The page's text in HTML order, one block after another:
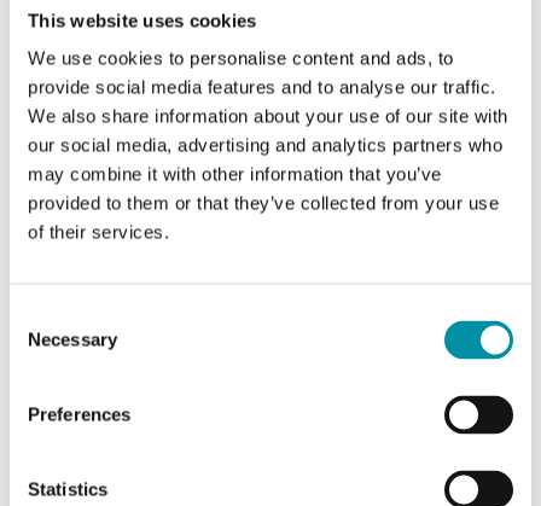
This website uses cookies
We use cookies to personalise content and ads, to
provide social media features and to analyse our traffic.
We also share information about your use of our site with
our social media, advertising and analytics partners who
may combine it with other information that you’ve
provided to them or that they’ve collected from your use
of their services.
Selection
Necessary
Preferences
Statistics
Caratteristiche di Regolatore per resistenze
elettriche, montaggio su guida DIN, trifase,
230...400 V AC, 25 A
Tensione di
alimentazione
Trifase, 210...255 / 380...415 V
ambiente
(LxPxA)